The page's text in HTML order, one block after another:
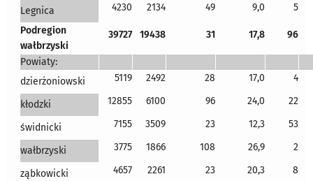
Legnica
4230 2134 49 9,0
5
Podregion
wałbrzyski
39727 19438 31 17,8 96
Powiaty:
dzierżoniowski
5119 2492 28 17,0 4
kłodzki 12855 6100 96 24,0 22
świdnicki 7155 3509 23 12,3 53
wałbrzyski 3775 1866 108 26,9 2
ząbkowicki 4657 2261 23 20,3
8